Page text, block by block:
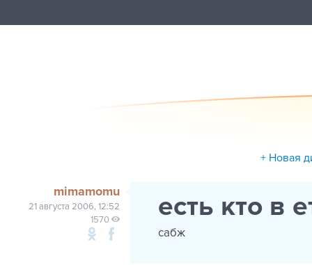
+ Новая
mimamomu
21 августа 2006, 12:52
1570
есть кто в
сабж